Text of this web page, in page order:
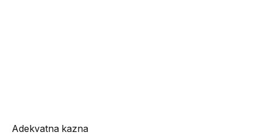
Adekvatna kazna